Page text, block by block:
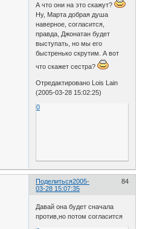
А что они на это скажут?
Ну, Марта добрая душа
наверное, согласится,
правда, Джонатан будет
выступать, но мы его
быстренько скрутим. А вот
что скажет сестра?
Отредактировано Lois Lain
(2005-03-28 15:02:25)
0
Поделиться 84
2005-
03-28 15:07:35
Давай она будет сначала
против,но потом согласится